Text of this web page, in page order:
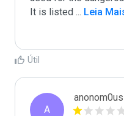
It is listed ... Leia
Útil
A
anonom0us